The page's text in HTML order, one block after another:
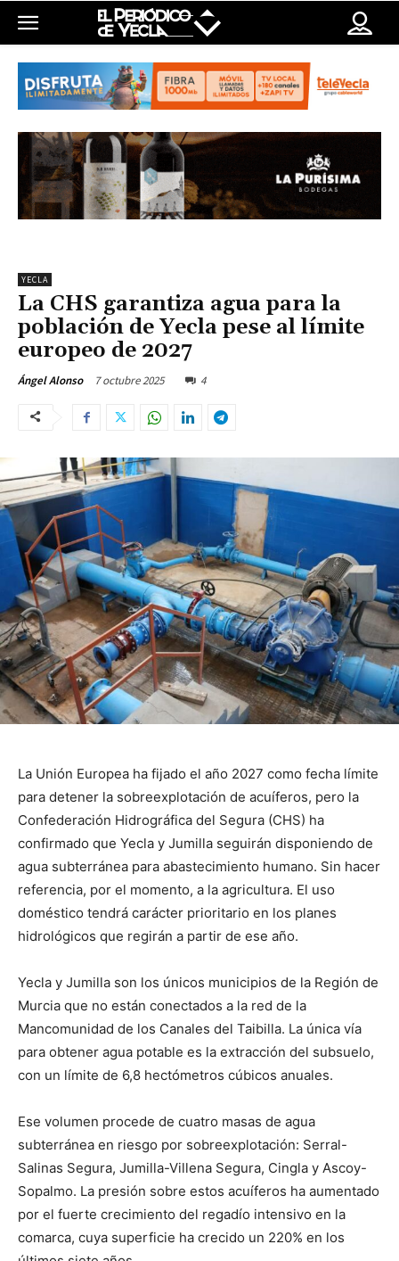
YECLA
La CHS garantiza agua para la
población de Yecla pese al límite
europeo de 2027
Ángel Alonso 7 octubre 2025 4
La Unión Europea ha fijado el año 2027 como fecha límite
para detener la sobreexplotación de acuíferos, pero la
Confederación Hidrográfica del Segura (CHS) ha
confirmado que Yecla y Jumilla seguirán disponiendo de
agua subterránea para abastecimiento humano. Sin hacer
referencia, por el momento, a la agricultura. El uso
doméstico tendrá carácter prioritario en los planes
hidrológicos que regirán a partir de ese año.
Yecla y Jumilla son los únicos municipios de la Región de
Murcia que no están conectados a la red de la
Mancomunidad de los Canales del Taibilla. La única vía
para obtener agua potable es la extracción del subsuelo,
con un límite de 6,8 hectómetros cúbicos anuales.
Ese volumen procede de cuatro masas de agua
subterránea en riesgo por sobreexplotación: Serral-
Salinas Segura, Jumilla-Villena Segura, Cingla y Ascoy-
Sopalmo. La presión sobre estos acuíferos ha aumentado
por el fuerte crecimiento del regadío intensivo en la
comarca, cuya superficie ha crecido un 220% en los